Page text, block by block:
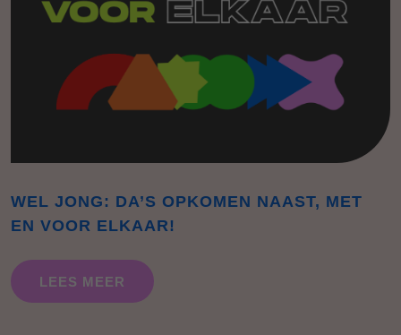
WEL JONG: DA’S OPKOMEN NAAST, MET
EN VOOR ELKAAR!
LEES MEER